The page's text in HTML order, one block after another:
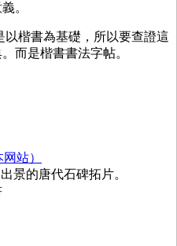
。
楷書為基礎，所以要查證這
而是楷書書法字帖。
站）
景的唐代石碑拓片。